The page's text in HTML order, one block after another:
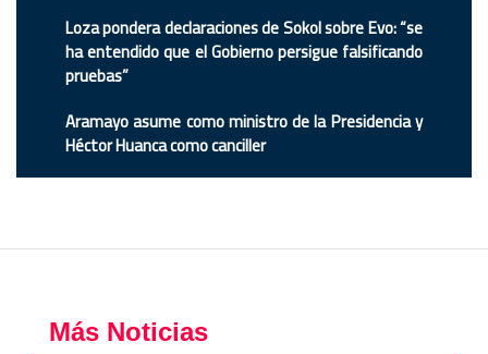
Loza pondera declaraciones de Sokol sobre Evo: “se
ha entendido que el Gobierno persigue falsificando
pruebas”
Aramayo asume como ministro de la Presidencia y
Héctor Huanca como canciller
Más Noticias